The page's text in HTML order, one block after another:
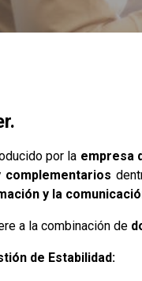
por la empresa
y la
a la combinación de
de Estabilidad: